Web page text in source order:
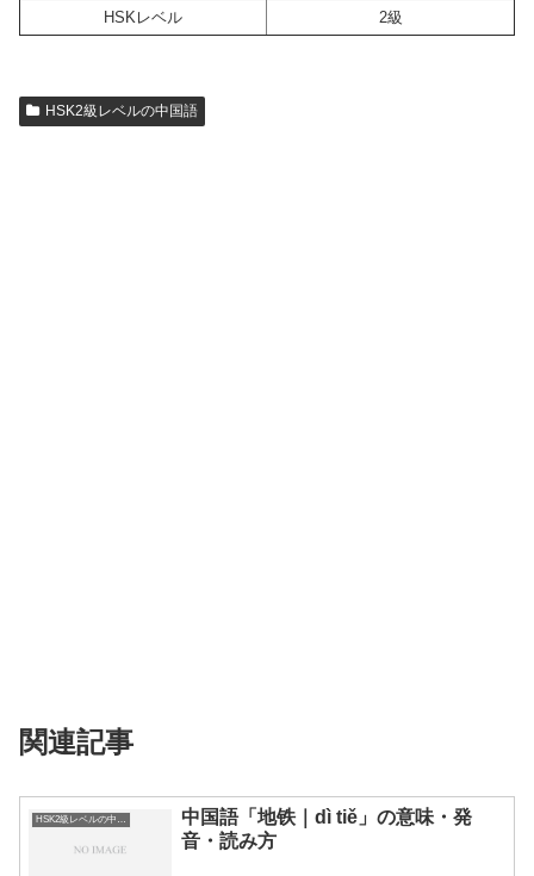
HSKレベル
2級
HSK2級レベルの中国語
関連記事
中国語「地铁｜dì tiě」の意味・発
音・読み方